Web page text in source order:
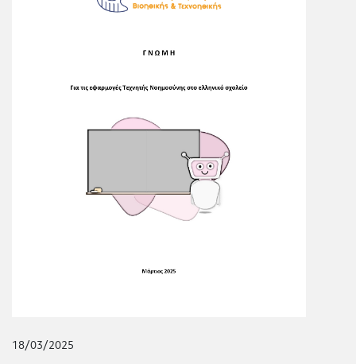
18/03/2025